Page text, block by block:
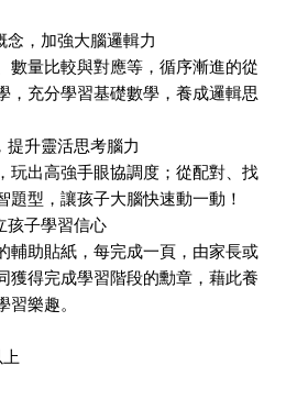
念，加強大腦邏輯力
數量比較與對應等，循序漸進的從
，充分學習基礎數學，養成邏輯思
提升靈活思考腦力
玩出高強手眼協調度；從配對、找
題型，讓孩子大腦快速動一動！
孩子學習信心
輔助貼紙，每完成一頁，由家長或
獲得完成學習階段的勳章，藉此養
習樂趣。